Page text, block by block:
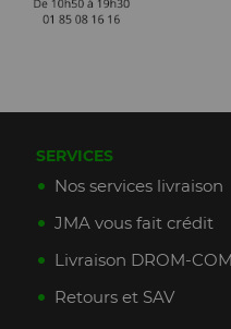
SERVICES
Nos services livraison
JMA vous fait crédit
Livraison DROM-COM
Retours et SAV